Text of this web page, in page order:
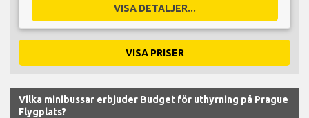
VISA DETALJER...
VISA PRISER
Vilka minibussar erbjuder Budget för uthyrning på Prague
Flygplats?